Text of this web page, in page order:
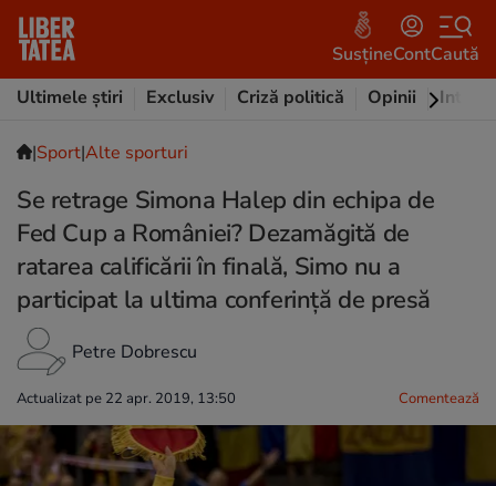
SusțineContCaută
Ultimele știri
Exclusiv Criză politică Opinii
|Sport|Alte sporturi
Se retrage Simona Halep din echipa de
Fed Cup a României? Dezamăgită de
ratarea calificării în finală, Simo nu a
participat la ultima conferință de presă
Petre Dobrescu
Actualizat pe 22 apr. 2019, 13:50 Comentează